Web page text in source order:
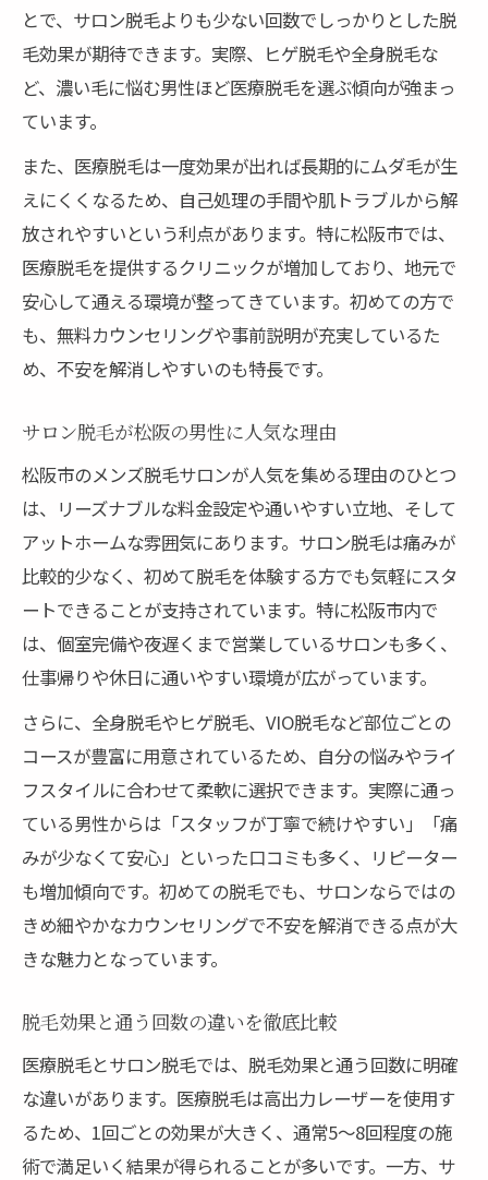
とで、サロン脱毛よりも少ない回数でしっかりとした脱
毛効果が期待できます。実際、ヒゲ脱毛や全身脱毛な
ど、濃い毛に悩む男性ほど医療脱毛を選ぶ傾向が強まっ
ています。
また、医療脱毛は一度効果が出れば長期的にムダ毛が生
えにくくなるため、自己処理の手間や肌トラブルから解
放されやすいという利点があります。特に松阪市では、
医療脱毛を提供するクリニックが増加しており、地元で
安心して通える環境が整ってきています。初めての方で
も、無料カウンセリングや事前説明が充実しているた
め、不安を解消しやすいのも特長です。
サロン脱毛が松阪の男性に人気な理由
松阪市のメンズ脱毛サロンが人気を集める理由のひとつ
は、リーズナブルな料金設定や通いやすい立地、そして
アットホームな雰囲気にあります。サロン脱毛は痛みが
比較的少なく、初めて脱毛を体験する方でも気軽にスタ
ートできることが支持されています。特に松阪市内で
は、個室完備や夜遅くまで営業しているサロンも多く、
仕事帰りや休日に通いやすい環境が広がっています。
さらに、全身脱毛やヒゲ脱毛、VIO脱毛など部位ごとの
コースが豊富に用意されているため、自分の悩みやライ
フスタイルに合わせて柔軟に選択できます。実際に通っ
ている男性からは「スタッフが丁寧で続けやすい」「痛
みが少なくて安心」といった口コミも多く、リピーター
も増加傾向です。初めての脱毛でも、サロンならではの
きめ細やかなカウンセリングで不安を解消できる点が大
きな魅力となっています。
脱毛効果と通う回数の違いを徹底比較
医療脱毛とサロン脱毛では、脱毛効果と通う回数に明確
な違いがあります。医療脱毛は高出力レーザーを使用す
るため、1回ごとの効果が大きく、通常5～8回程度の施
術で満足いく結果が得られることが多いです。一方、サ